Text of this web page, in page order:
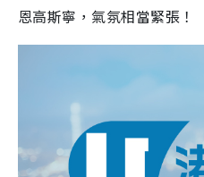
恩高斯寧，氣氛相當緊張！